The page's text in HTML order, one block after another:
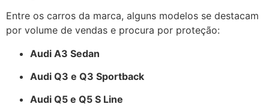
Entre os carros da marca, alguns modelos se destacam
por volume de vendas e procura por proteção:
Audi A3 Sedan
Audi Q3 e Q3 Sportback
Audi Q5 e Q5 S Line